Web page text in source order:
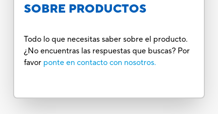
SOBRE PRODUCTOS
Todo lo que necesitas saber sobre el producto.
¿No encuentras las respuestas que buscas? Por
favor ponte en contacto con nosotros.